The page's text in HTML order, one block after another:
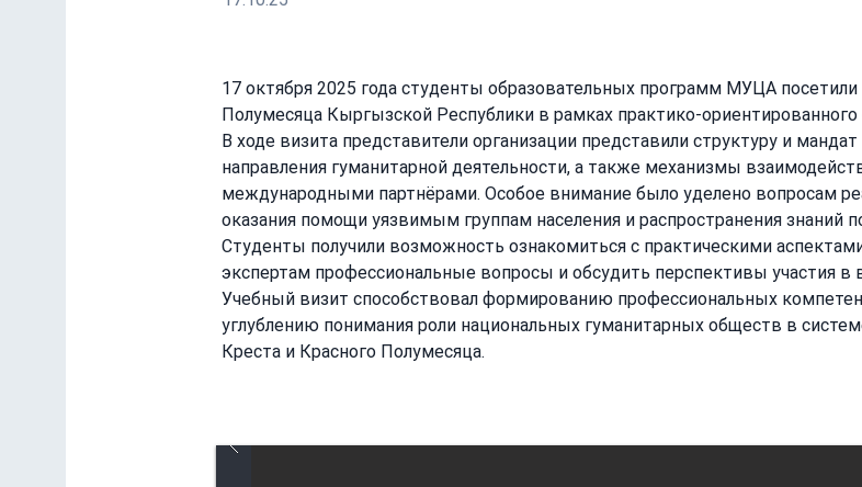
17 октября 2025 года студенты образовательных программ МУЦА
Полумесяца Кыргызской Республики в рамках практико-ориентированного
В ходе визита представители организации представили структуру и
направления гуманитарной деятельности, а также механизмы
международными партнёрами. Особое внимание было уделено вопросам
оказания помощи уязвимым группам населения и распространения знаний
Студенты получили возможность ознакомиться с практическими
экспертам профессиональные вопросы и обсудить перспективы участия в
Учебный визит способствовал формированию профессиональных
углублению понимания роли национальных гуманитарных обществ в
Креста и Красного Полумесяца.